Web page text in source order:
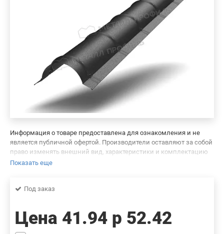
Информация о товаре предоставлена для ознакомления и не
является публичной офертой. Производители оставляют за собой
право изменять внешний вид, характеристики и комплектацию
товара, предварительно не уведомляя продавцов и потребителей.
фотографиях товара. Будем благодарны вам за сообщение об
Показать еще
Под заказ
Цена 41.94 р 52.42